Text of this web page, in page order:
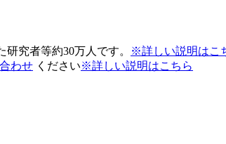
究者等約30万人です。
※詳しい説明はこ
わせ ください※詳しい説明はこちら